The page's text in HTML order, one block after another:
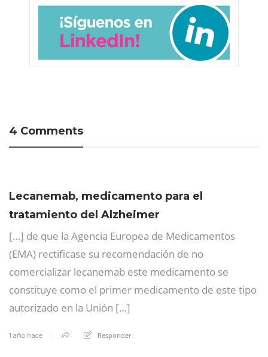
4 Comments
Lecanemab, medicamento para el
tratamiento del Alzheimer
[…] de que la Agencia Europea de Medicamentos
(EMA) rectificase su recomendación de no
comercializar lecanemab este medicamento se
constituye como el primer medicamento de este tipo
autorizado en la Unión […]
1 año hace Responder